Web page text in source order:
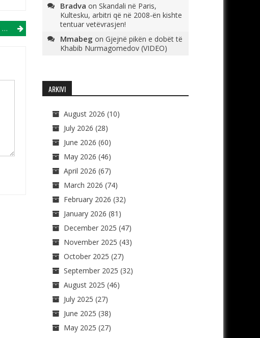
Bradva on Skandali në Paris,
Kultesku, arbitri që në 2008-ën kishte
tentuar vetëvrasjen!
Mmabeg on Gjejnë pikën e dobët të
Khabib Nurmagomedov (VIDEO)
ARKIVI
August 2026 (10)
July 2026 (28)
June 2026 (60)
May 2026 (46)
April 2026 (67)
March 2026 (74)
February 2026 (32)
January 2026 (81)
December 2025 (47)
November 2025 (43)
October 2025 (27)
September 2025 (32)
August 2025 (46)
July 2025 (27)
June 2025 (38)
May 2025 (27)